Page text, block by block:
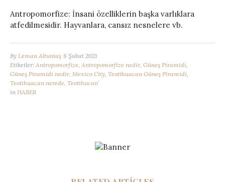
Antropomorfize: İnsani özelliklerin başka varlıklara
atfedilmesidir. Hayvanlara, cansız nesnelere vb.
By Leman Altuntaş 8 Şubat 2021
Etiketler: Antropomorfize Antropomorfize nedir, Güneş Piramidi
Güneş Piramidi nedir, Mexico City Teotihuacan Güneş Piramidi
Teotihuacan nerede Teotihucan’
in HABER